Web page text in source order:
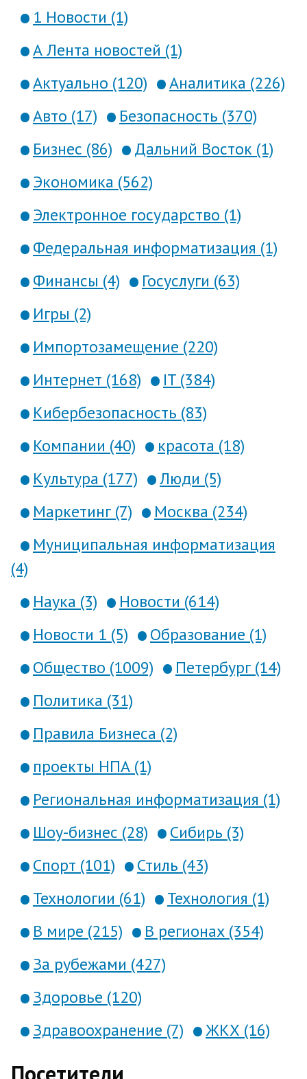
1 Новости (1)
А Лента новостей (1)
Актуально (120)
Аналитика (226)
Авто (17)
Безопасность (370)
Бизнес (86)
Дальний Восток (1)
Экономика (562)
Электронное государство (1)
Федеральная информатизация (1)
Финансы (4)
Госуслуги (63)
Игры (2)
Импортозамещение (220)
Интернет (168)
IT (384)
Кибербезопасность (83)
Компании (40)
красота (18)
Культура (177)
Люди (5)
Маркетинг (7)
Москва (234)
Муниципальная информатизация
(4)
Наука (3)
Новости (614)
Новости 1 (5)
Образование (1)
Общество (1009)
Петербург (14)
Политика (31)
Правила Бизнеса (2)
проекты НПА (1)
Региональная информатизация (1)
Шоу-бизнес (28)
Сибирь (3)
Спорт (101)
Стиль (43)
Технологии (61)
Технология (1)
В мире (215)
В регионах (354)
За рубежами (427)
Здоровье (120)
Здравоохранение (7)
ЖКХ (16)